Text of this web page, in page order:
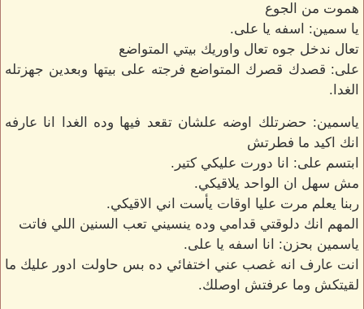
هموت من الجوع
يا سمين: اسفه يا على.
تعال ندخل جوه تعال واوريك بيتي المتواضع
على: قصدك قصرك المتواضع فرجته على بيتها وبعدين جهزتله
الغدا.
ياسمين: حضرتلك اوضه علشان تقعد فيها وده الغدا انا عارفه
انك اكيد ما فطرتش
ابتسم على: انا دورت عليكي كتير.
مش سهل ان الواحد يلاقيكي.
ربنا يعلم مرت عليا اوقات يأست اني الاقيكي.
المهم انك دلوقتي قدامي وده ينسيني تعب السنين اللي فاتت
ياسمين بحزن: انا اسفه يا على.
انت عارف انه غصب عني اختفائي ده بس حاولت ادور عليك ما
لقيتكش وما عرفتش اوصلك.